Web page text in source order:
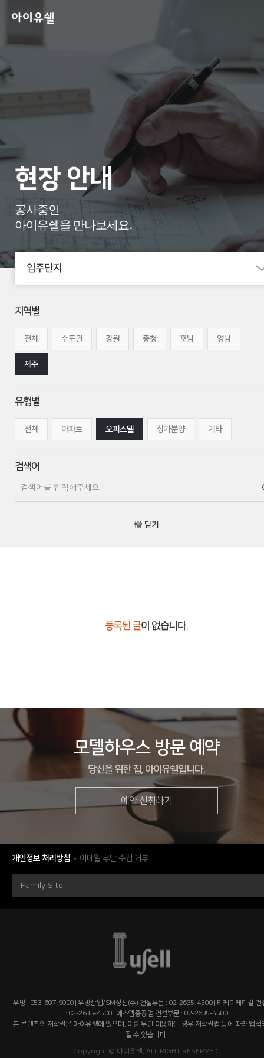
현장 안내
공사중인
아이유쉘을 만나보세요.
입주단지
지역별
전체 수도권 강원 충청 호남 영남
제주
유형별
전체 아파트 오피스텔 상가분양 기타
검색어
닫기
등록된 글이 없습니다.
모델하우스 방문 예약
당신을 위한 집, 아이유쉘입니다.
예약 신청하기
개인정보 처리방침 이메일 무단 수집 거부
Family Site
우방 : 053-607-9000 | 우방산업/SM상선(주) 건설부문 : 02-2635-4500 | 티케이케미칼 건
: 02-2635-4500 | 에스엠중공업 건설부문 : 02-2635-4500
본 콘텐츠의 저작권은 아이유쉘에 있으며, 이를 무단 이용하는 경우 저작권법 등에 따라 법적
질 수 있습니다.
Copyright © 아이유쉘. ALL RIGHT RESERVED.